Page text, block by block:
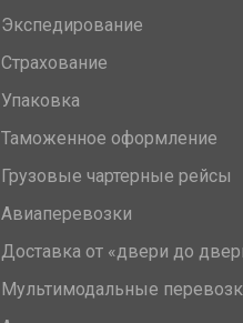
Экспедирование
Страхование
Упаковка
Таможенное оформление
Грузовые чартерные рейсы
Авиаперевозки
Доставка от «двери до
Мультимодальные